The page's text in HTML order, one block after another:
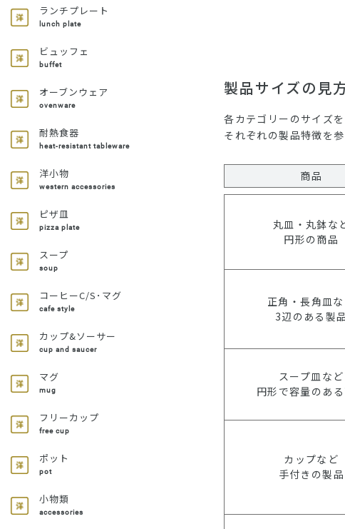
ランチプレート
lunch plate
ビュッフェ
buffet
オーブンウェア
ovenware
耐熱食器
heat-resistant tableware
洋小物
western accessories
ピザ皿
pizza plate
スープ
soup
コーヒーC/S･マグ
cafe style
カップ&ソーサー
cup and saucer
マグ
mug
フリーカップ
free cup
ポット
pot
小物類
accessories
製品サイズの見
各カテゴリーのサイズ
それぞれの製品特徴を
商品
丸皿・丸鉢な
円形の商品
正角・長角皿
3辺のある製品
スープ皿など
円形で容量のあ
カップなど
手付きの製品